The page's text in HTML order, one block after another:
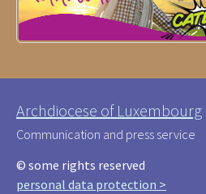
Archdiocese of Luxembourg
Communication and press service
© some rights reserved
personal data protection >